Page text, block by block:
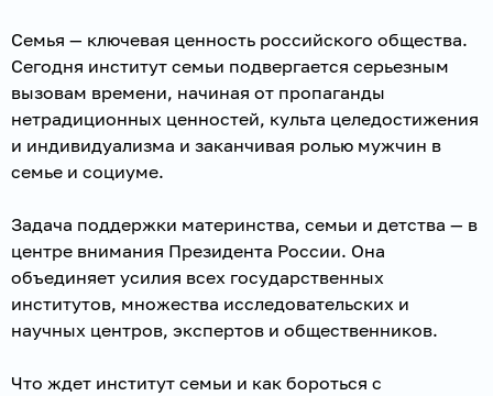
Семья — ключевая ценность российского общества.
Сегодня институт семьи подвергается серьезным
вызовам времени, начиная от пропаганды
нетрадиционных ценностей, культа целедостижения
и индивидуализма и заканчивая ролью мужчин в
семье и социуме.
Задача поддержки материнства, семьи и детства — в
центре внимания Президента России. Она
объединяет усилия всех государственных
институтов, множества исследовательских и
научных центров, экспертов и общественников.
Что ждет институт семьи и как бороться с